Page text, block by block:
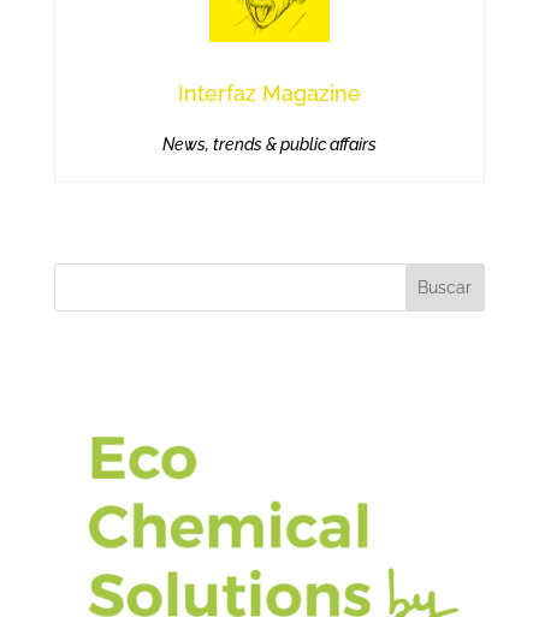
Interfaz Magazine
News, trends & public affairs
Buscar